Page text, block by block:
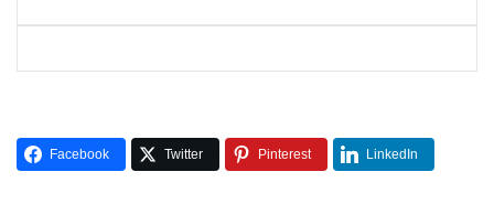
Facebook Twitter Pinterest LinkedIn